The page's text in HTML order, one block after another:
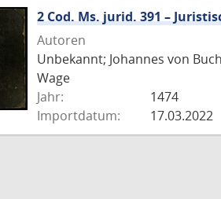
2 Cod. Ms. jurid. 391 –
Autoren
Unbekannt; Johannes von
Wage
Jahr:
1474
Importdatum:
17.03.2022